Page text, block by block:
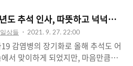
파악하고 해결방법 등을 모색해 보
습니다.
2021년도 추석 인사, 따뜻하고
상들 2021. 9. 27. 22:00
감염병의 장기화로 올해 추석도 어
서 맞이하게 되었지만, 마음만큼은